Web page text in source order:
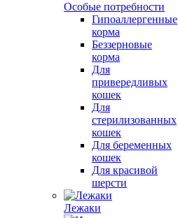
Особые потребности
Гипоаллергенные
корма
Беззерновые
корма
Для
привередливых
кошек
Для
стерилизованных
кошек
Для беременных
кошек
Для красивой
шерсти
Лежаки